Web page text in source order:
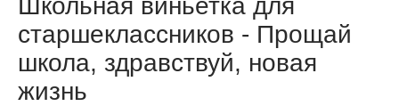
Школьная виньетка для
старшеклассников - Прощай
школа, здравствуй, новая
жизнь